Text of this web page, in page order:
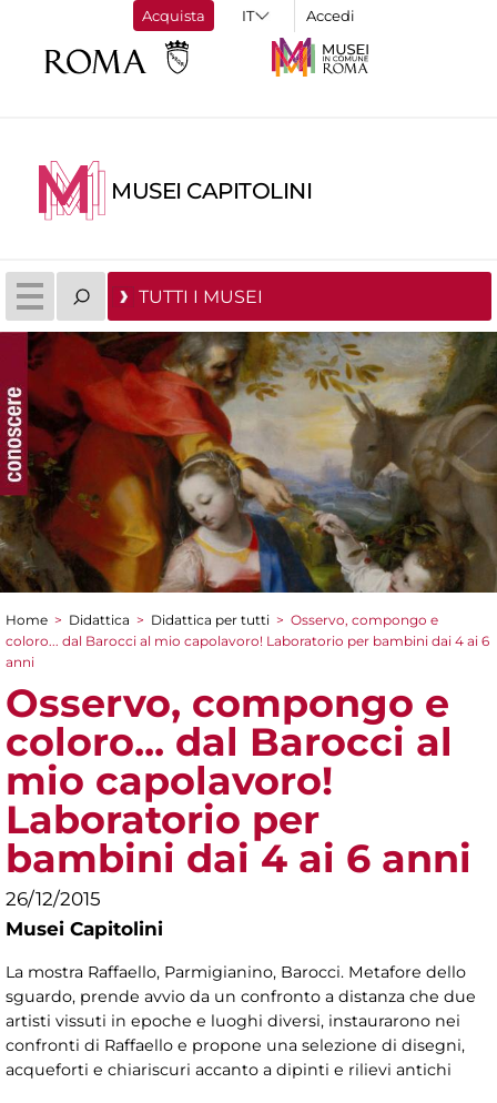
Acquista Accedi
MUSEI CAPITOLINI
TUTTI I MUSEI
Tu sei qui
Home > Didattica > Didattica per tutti > Osservo, compongo e
coloro... dal Barocci al mio capolavoro! Laboratorio per bambini dai 4 ai 6
anni
Osservo, compongo e
coloro... dal Barocci al
mio capolavoro!
Laboratorio per
bambini dai 4 ai 6 anni
26/12/2015
Musei Capitolini
La mostra Raffaello, Parmigianino, Barocci. Metafore dello
sguardo, prende avvio da un confronto a distanza che due
artisti vissuti in epoche e luoghi diversi, instaurarono nei
confronti di Raffaello e propone una selezione di disegni,
acqueforti e chiariscuri accanto a dipinti e rilievi antichi